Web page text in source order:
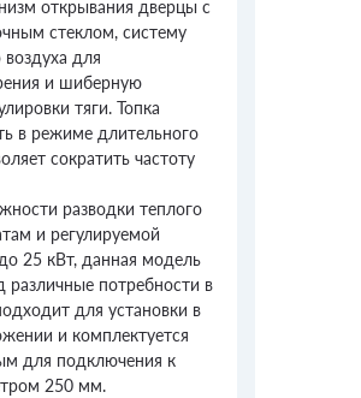
открывания дверцы с
стеклом, систему
для
и шиберную
тяги. Топка
в режиме длительного
сократить частоту
разводки теплого
и регулируемой
25 кВт, данная модель
различные потребности в
для установки в
и комплектуется
для подключения к
250 мм.